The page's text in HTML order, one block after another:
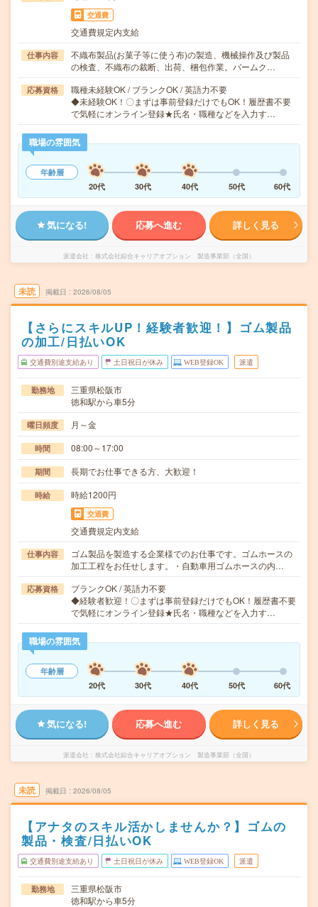
交通費
交通費規定内支給
仕事内容
不織布製品(お菓子等に使う布)の製造、機械操作及び製品
の検査、不織布の裁断、出荷、梱包作業。バームク…
応募資格
職種未経験OK / ブランクOK / 英語力不要
◆未経験OK！〇まずは事前登録だけでもOK！履歴書不要
で気軽にオンライン登録★氏名・職種などを入力す…
職場の雰囲気
年齢層
20代
30代 40代 50代 60代
気になる! 応募へ進む 詳しく見る
派遣会社 株式会社綜合キャリアオプション 製造事業部（全国）
未読 掲載日 2026/08/05
【さらにスキルUP！経験者歓迎！】ゴム製品
の加工/日払いOK
交通費別途支給あり 土日祝日が休み WEB登録OK 派遣
勤務地
三重県松阪市
徳和駅から車5分
曜日頻度 月～金
時間 08:00～17:00
期間 長期でお仕事できる方、大歓迎！
時給 時給1200円
交通費
交通費規定内支給
仕事内容
ゴム製品を製造する企業様でのお仕事です。ゴムホースの
加工工程をお任せします。・自動車用ゴムホースの内…
応募資格
ブランクOK / 英語力不要
◆経験者歓迎！〇まずは事前登録だけでもOK！履歴書不要
で気軽にオンライン登録★氏名・職種などを入力す…
職場の雰囲気
年齢層
20代
30代 40代 50代 60代
気になる! 応募へ進む 詳しく見る
派遣会社 株式会社綜合キャリアオプション 製造事業部（全国）
未読 掲載日 2026/08/05
【アナタのスキル活かしませんか？】ゴムの
製品・検査/日払いOK
交通費別途支給あり 土日祝日が休み WEB登録OK 派遣
勤務地
三重県松阪市
徳和駅から車5分